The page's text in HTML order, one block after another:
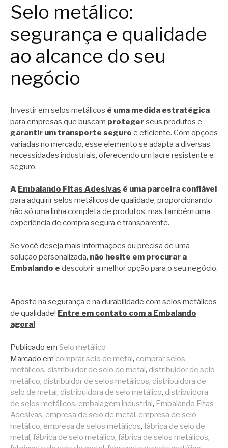
Selo metálico:
segurança e qualidade
ao alcance do seu
negócio
Investir em selos metálicos é uma medida estratégica
para empresas que buscam protegerseus produtos e
garantir um transporte seguro e eficiente. Com opções
variadas no mercado, esse elemento se adapta a diversas
necessidades industriais, oferecendo um lacre resistente e
seguro.
A Embalando Fitas Adesivas é uma parceira confiável
para adquirir selos metálicos de qualidade, proporcionando
não só uma linha completa de produtos, mas também uma
experiência de compra segura e transparente.
Se você deseja mais informações ou precisa de uma
solução personalizada, não hesite em procurar a
Embalando e descobrir a melhor opção para o seu negócio.
Aposte na segurança e na durabilidade com selos metálicos
de qualidade! Entre em contato com a Embalando
agora!
Publicado em Selo metálico
Marcado em comprar selo de metal, comprar selos
metálicos, distribuidor de selo de metal, distribuidor de selo
metálico, distribuidor de selos metálicos, distribuidora de
selo de metal, distribuidora de selo metálico, distribuidora
de selos metálicos, embalagem industrial, Embalando Fitas
Adesivas, empresa de selo de metal, empresa de selo
metálico, empresa de selos metálicos, fábrica de selo de
metal, fábrica de selo metálico, fábrica de selos metálicos,